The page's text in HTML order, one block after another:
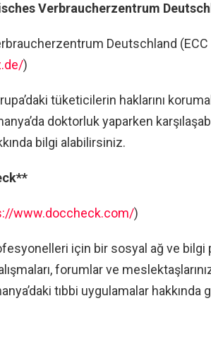
Verbraucherzentrum
Deutschland (ECC
)
tüketicilerin haklarını
doktorluk yaparken
bilgi alabilirsiniz.
www.doccheck.com/)
için bir sosyal ağ ve bilgi
forumlar ve
tıbbi uygulamalar